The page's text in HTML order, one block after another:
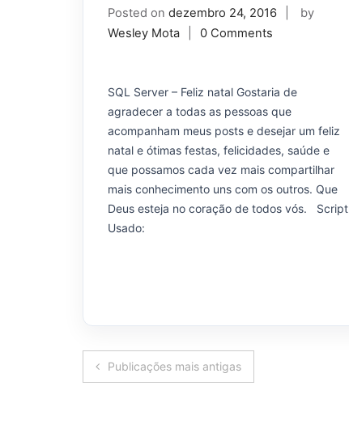
Posted on dezembro 24, 2016
by
Wesley Mota
0 Comments
SQL Server – Feliz natal Gostaria de
agradecer a todas as pessoas que
acompanham meus posts e desejar um feliz
natal e ótimas festas, felicidades, saúde e
que possamos cada vez mais compartilhar
mais conhecimento uns com os outros. Que
Deus esteja no coração de todos vós. Script
Usado:
Navegação
Publicações mais antigas